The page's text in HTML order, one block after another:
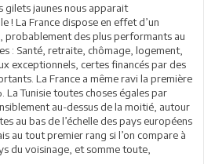
gilets jaunes nous apparait
! La France dispose en effet d’un
probablement des plus performants au
: Santé, retraite, chômage, logement,
exceptionnels, certes financés par des
La France a même ravi la première
La Tunisie toutes choses égales par
au-dessus de la moitié, autour
au bas de l’échelle des pays européens
au tout premier rang si l’on compare à
du voisinage, et somme toute,